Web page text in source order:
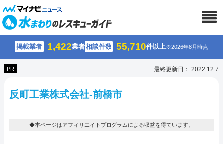
掲載業者 1,422業者相談件数 55,710件以上※2026年8月時点
PR 最終更新日： 2022.12.7
反町工業株式会社-前橋市
◆本ページはアフィリエイトプログラムによる収益を得ています。